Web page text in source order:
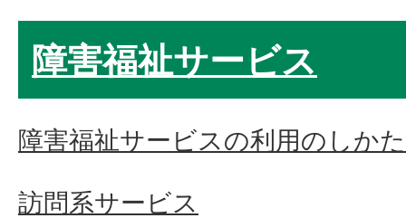
障害福祉サービス
障害福祉サービスの利用のしかた
訪問系サービス